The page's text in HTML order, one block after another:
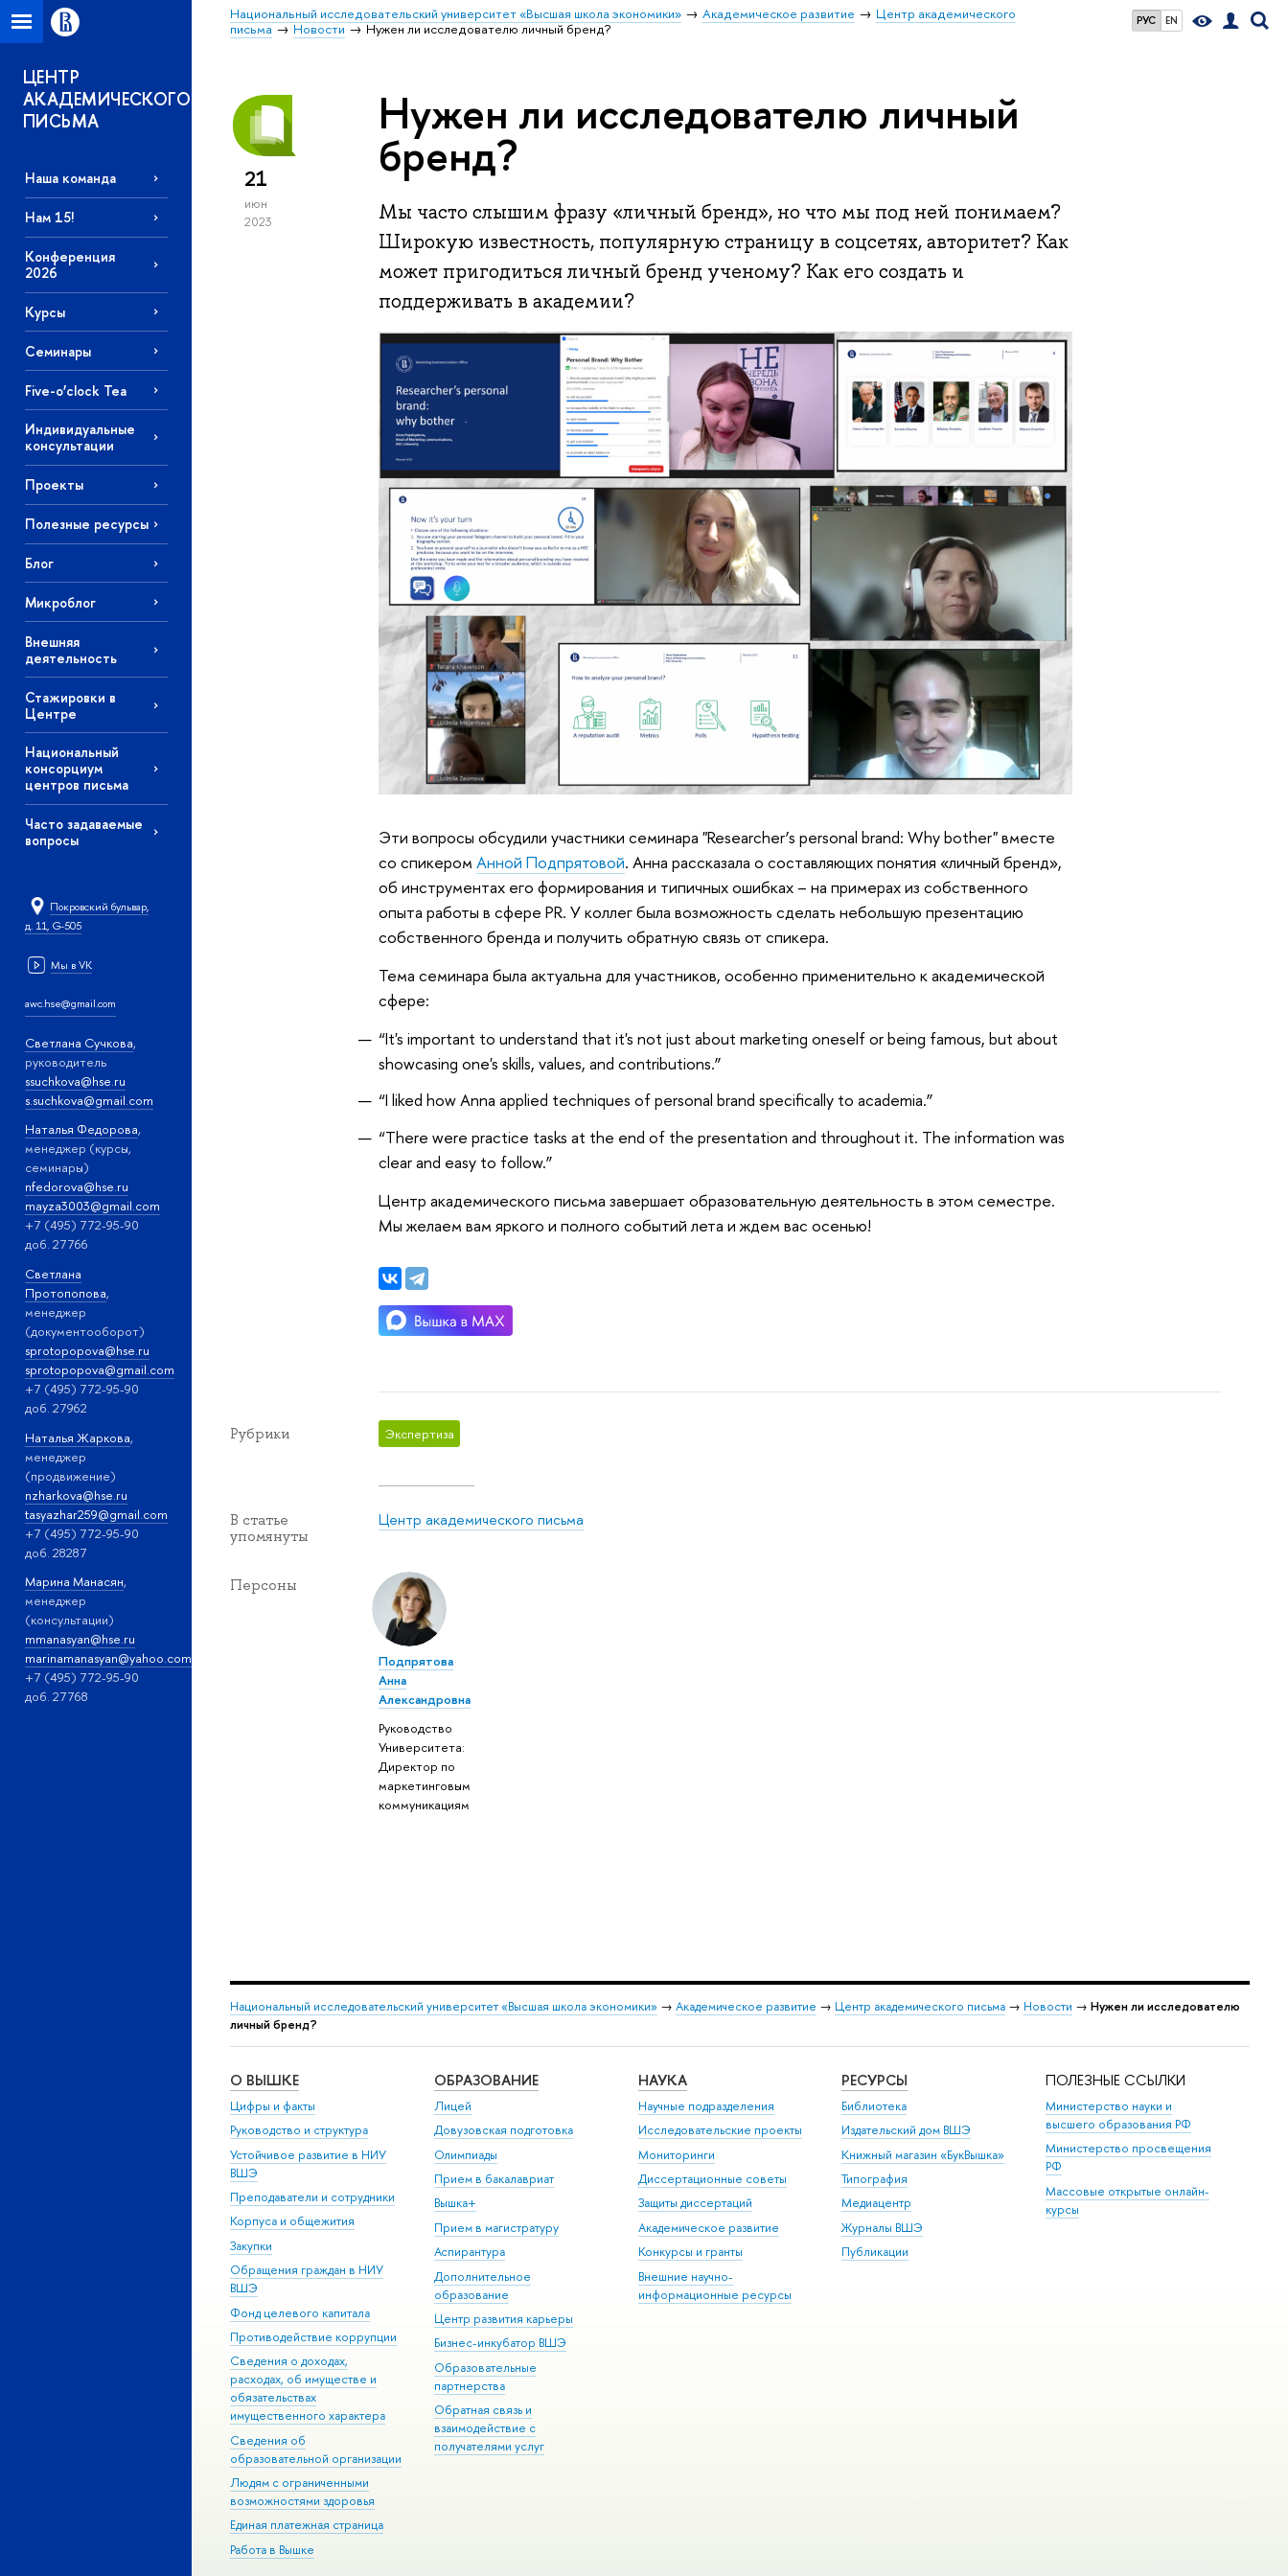
РУС EN
Национальный исследовательский университет «Высшая школа экономики» Академическое развитие
Центр академического
письма
Новости Нужен ли исследователю личный бренд?
ЦЕНТР
АКАДЕМИЧЕСКОГО
ПИСЬМА
Наша команда
Нам 15!
Конференция
2026
Курсы
Семинары
Five-o’clock Tea
Индивидуальные
консультации
Проекты
Полезные ресурсы
Блог
Микроблог
Внешняя
деятельность
Стажировки в
Центре
Национальный
консорциум
центров письма
Часто задаваемые
вопросы
Покровский бульвар,
д. 11, G-505
Мы в VK
awc.hse@gmail.com
Светлана Сучкова,
руководитель
ssuchkova@hse.ru
s.suchkova@gmail.com
Наталья Федорова,
менеджер (курсы,
семинары)
nfedorova@hse.ru
mayza3003@gmail.com
+7 (495) 772-95-90
доб. 27766
Светлана
Протопопова,
менеджер
(документооборот)
sprotopopova@hse.ru
sprotopopova@gmail.com
+7 (495) 772-95-90
доб. 27962
Наталья Жаркова,
менеджер
(продвижение)
nzharkova@hse.ru
tasyazhar259@gmail.com
+7 (495) 772-95-90
доб. 28287
Марина Манасян,
менеджер
(консультации)
mmanasyan@hse.ru
marinamanasyan@yahoo.com
+7 (495) 772-95-90
доб. 27768
21
июн
2023
Нужен ли исследователю личный
бренд?
Мы часто слышим фразу «личный бренд», но что мы под ней понимаем?
Широкую известность, популярную страницу в соцсетях, авторитет? Как
может пригодиться личный бренд ученому? Как его создать и
поддерживать в академии?
Эти вопросы обсудили участники семинара "Researcher’s personal brand: Why bother" вместе
со спикеромАнной Подпрятовой. Анна рассказала о составляющих понятия «личный бренд»,
об инструментах его формирования и типичных ошибках – на примерах из собственного
опыта работы в сфере PR. У коллег была возможность сделать небольшую презентацию
собственного бренда и получить обратную связь от спикера.
Тема семинара была актуальна для участников, особенно применительно к академической
сфере:
“It's important to understand that it's not just about marketing oneself or being famous, but about
showcasing one's skills, values, and contributions.”
“I liked how Anna applied techniques of personal brand specifically to academia.”
“There were practice tasks at the end of the presentation and throughout it. The information was
clear and easy to follow.”
Центр академического письма завершает образовательную деятельность в этом семестре.
Мы желаем вам яркого и полного событий лета и ждем вас осенью!
Рубрики Экспертиза
В статье
упомянуты
Центр академического письма
Персоны
Подпрятова
Анна
Александровна
Руководство
Университета:
Директор по
маркетинговым
коммуникациям
Национальный исследовательский университет «Высшая школа экономики» → Академическое развитие → Центр академического письма → Новости → Нужен ли исследователю
личный бренд?
О ВЫШКЕ
Цифры и факты
Руководство и структура
Устойчивое развитие в НИУ
ВШЭ
Преподаватели и сотрудники
Корпуса и общежития
Закупки
Обращения граждан в НИУ
ВШЭ
Фонд целевого капитала
Противодействие коррупции
Сведения о доходах,
расходах, об имуществе и
обязательствах
имущественного характера
Сведения об
образовательной организации
Людям с ограниченными
возможностями здоровья
Единая платежная страница
Работа в Вышке
ОБРАЗОВАНИЕ
Лицей
Довузовская подготовка
Олимпиады
Прием в бакалавриат
Вышка+
Прием в магистратуру
Аспирантура
Дополнительное
образование
Центр развития карьеры
Бизнес-инкубатор ВШЭ
Образовательные
партнерства
Обратная связь и
взаимодействие с
получателями услуг
НАУКА
Научные подразделения
Исследовательские проекты
Мониторинги
Диссертационные советы
Защиты диссертаций
Академическое развитие
Конкурсы и гранты
Внешние научно-
информационные ресурсы
РЕСУРСЫ
Библиотека
Издательский дом ВШЭ
Книжный магазин «БукВышка»
Типография
Медиацентр
Журналы ВШЭ
Публикации
ПОЛЕЗНЫЕ ССЫЛКИ
Министерство науки и
высшего образования РФ
Министерство просвещения
РФ
Массовые открытые онлайн-
курсы